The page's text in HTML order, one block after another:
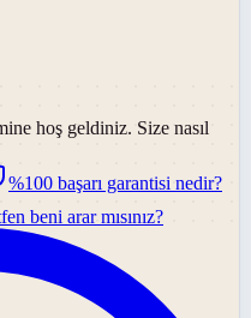
hoş geldiniz. Size nasıl
%100 başarı garantisi nedir?
beni arar mısınız?